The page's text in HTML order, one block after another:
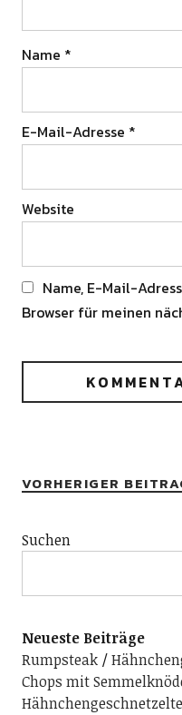
Name *
E-Mail-Adresse *
Website
Name, E-Mail-
Browser für meinen
VORHERIGER
Suchen
Neueste Beiträge
Rumpsteak
Chops mit